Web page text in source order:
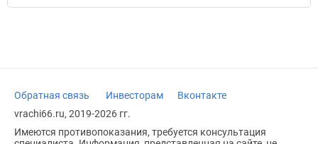
Обратная связь Инвесторам
Вконтакте
vrachi66.ru, 2019-2026 гг.
Имеются противопоказания, требуется консультация